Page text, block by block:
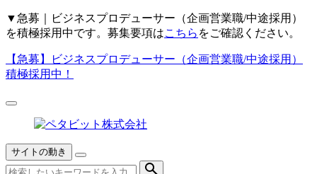
▼ 急募｜ビジネスプロデューサー（企画営業職/中途採用）
を積極採用中です。募集要項はこちら をご確認ください。
【急募】
ビジネスプロデューサー（企画営業職/中途採用）
積極採用中！
サイトの動き